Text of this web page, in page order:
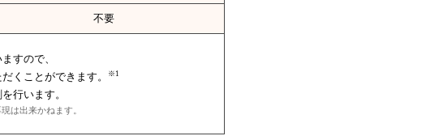
不要
すので、
くことができます。
※1
行います。
は出来かねます。